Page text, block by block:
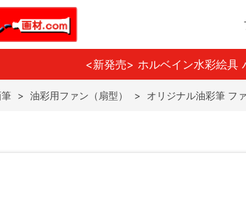
<新発売> ホルベイン水彩絵
> 油彩用ファン（扇型） > オリジナル油彩筆 フ